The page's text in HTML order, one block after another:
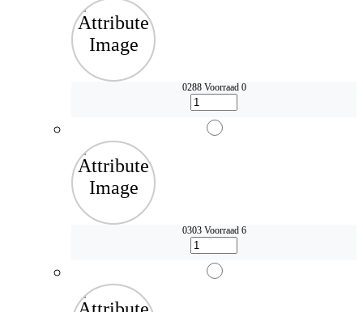
0288 Voorraad 0
0303 Voorraad 6